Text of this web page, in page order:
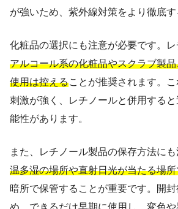
が強いため、紫外線対策をより徹底す
化粧品の選択にも注意が必要です。レ
アルコール系の化粧品やスクラブ製
使用は控えることが推奨されます。
刺激が強く、レチノールと併用する
能性があります。
また、レチノール製品の保存方法にも
温多湿の場所や直射日光が当たる場
暗所で保管することが重要です。開
め、できるだけ早期に使用し、変色